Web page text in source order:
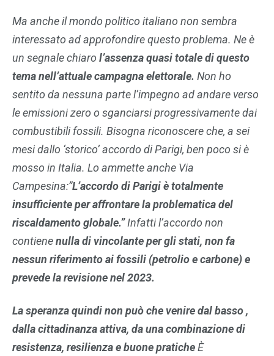
Ma anche il mondo politico italiano non sembra
interessato ad approfondire questo problema. Ne è
un segnale chiaro l’assenza quasi totale di questo
tema nell’attuale campagna elettorale. Non ho
sentito da nessuna parte l’impegno ad andare verso
le emissioni zero o sganciarsi progressivamente dai
combustibili fossili. Bisogna riconoscere che, a sei
mesi dallo ‘storico’ accordo di Parigi, ben poco si è
mosso in Italia. Lo ammette anche Via
Campesina:”L’accordo di Parigi è totalmente
insufficiente per affrontare la problematica del
riscaldamento globale.”Infatti l’accordo non
contienenulla di vincolante per gli stati, non fa
nessun riferimento ai fossili (petrolio e carbone) e
prevede la revisione nel 2023.
La speranza quindi non può che venire dal basso ,
dalla cittadinanza attiva, da una combinazione di
resistenza, resilienza e buone praticheÈ